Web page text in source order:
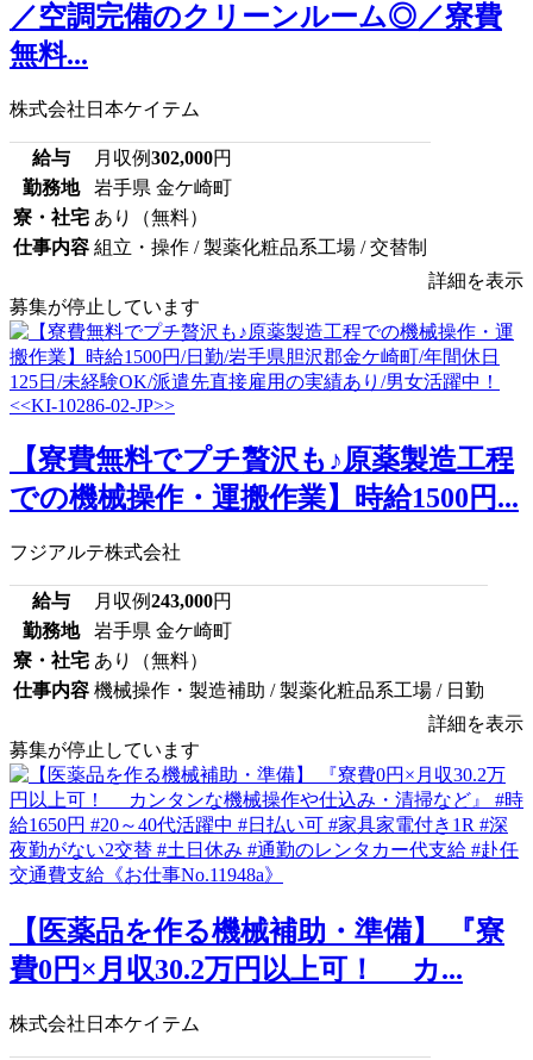
／空調完備のクリーンルーム◎／寮費
無料...
株式会社日本ケイテム
給与 月収例302,000円
勤務地
岩手県 金ケ崎町
寮・社宅 あり（無料）
仕事内容 組立・操作 / 製薬化粧品系工場 / 交替制
詳細を表示
募集が停止しています
【寮費無料でプチ贅沢も♪原薬製造工程
での機械操作・運搬作業】時給1500円...
フジアルテ株式会社
給与 月収例243,000円
勤務地
岩手県 金ケ崎町
寮・社宅 あり（無料）
仕事内容 機械操作・製造補助 / 製薬化粧品系工場 / 日勤
詳細を表示
募集が停止しています
【医薬品を作る機械補助・準備】 『寮
費0円×月収30.2万円以上可！ カ...
株式会社日本ケイテム